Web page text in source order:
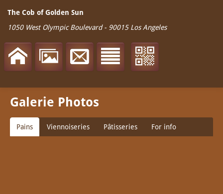
The Cob of Golden Sun
1050 West Olympic Boulevard- 90015 Los Angeles
Galerie Photos
Pains Viennoiseries Pâtisseries For info